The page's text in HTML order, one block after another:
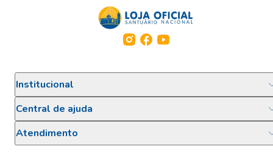
Institucional
Central de ajuda
Atendimento